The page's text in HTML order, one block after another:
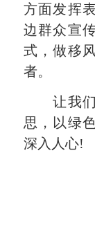
方面发挥
边群众宣
式，做移
者。
让我们
思，以绿
深入人心!